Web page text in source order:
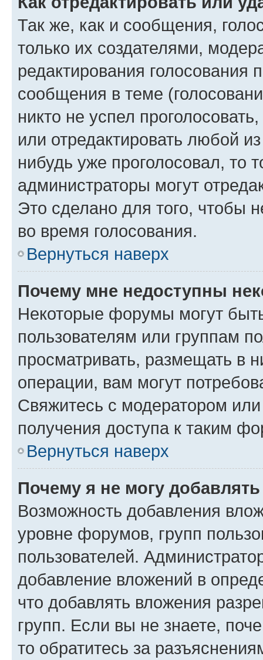
Так же, как и сообщения,
только их создателями,
редактирования голосования
сообщения в теме
никто не успел
или отредактировать любой
нибудь уже проголосовал, то
администраторы могут
Это сделано для того, чтобы
во время голосования.
Вернуться наверх
Почему мне недоступны
Некоторые форумы могут
пользователям или группам
просматривать, размещать в
операции, вам могут
Свяжитесь с модератором
получения доступа к таким
Вернуться наверх
Почему я не могу
Возможность добавления
уровне форумов, групп
пользователей.
добавление вложений в
что добавлять вложения
групп. Если вы не знаете,
то обратитесь за